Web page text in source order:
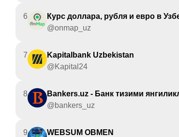
6
Курс доллара, рубля и евро в
@onmap_uz
7
Kapitalbank Uzbekistan
@Kapital24
8
Bankers.uz - Банк тизими
@bankers_uz
9
WEBSUM OBMEN